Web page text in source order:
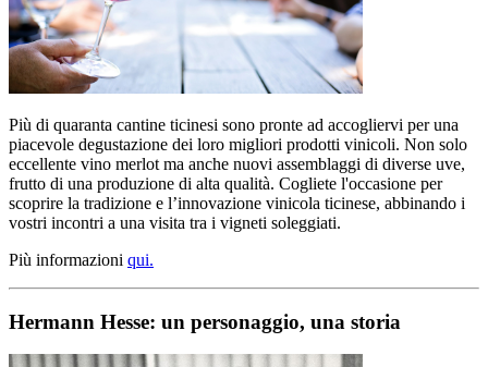
Più di quaranta cantine ticinesi sono pronte ad accogliervi per una
piacevole degustazione dei loro migliori prodotti vinicoli. Non solo
eccellente vino merlot ma anche nuovi assemblaggi di diverse uve,
frutto di una produzione di alta qualità. Cogliete l'occasione per
scoprire la tradizione e l’innovazione vinicola ticinese, abbinando i
vostri incontri a una visita tra i vigneti soleggiati.
Più informazioni qui.
Hermann Hesse: un personaggio, una storia